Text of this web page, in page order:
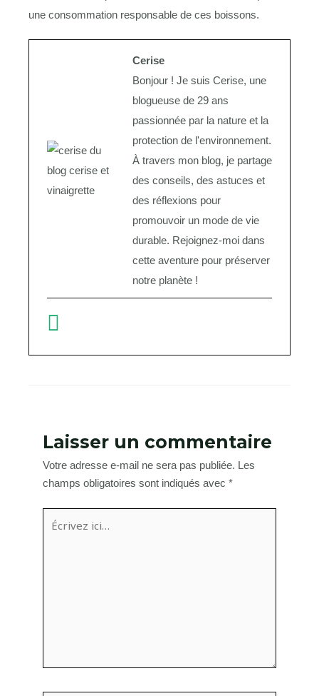
une consommation responsable de ces boissons.
Cerise
Bonjour ! Je suis Cerise, une
blogueuse de 29 ans
passionnée par la nature et la
protection de l'environnement.
À travers mon blog, je partage
des conseils, des astuces et
des réflexions pour
promouvoir un mode de vie
durable. Rejoignez-moi dans
cette aventure pour préserver
notre planète !
Laisser un commentaire
Votre adresse e-mail ne sera pas publiée. Les
champs obligatoires sont indiqués avec *